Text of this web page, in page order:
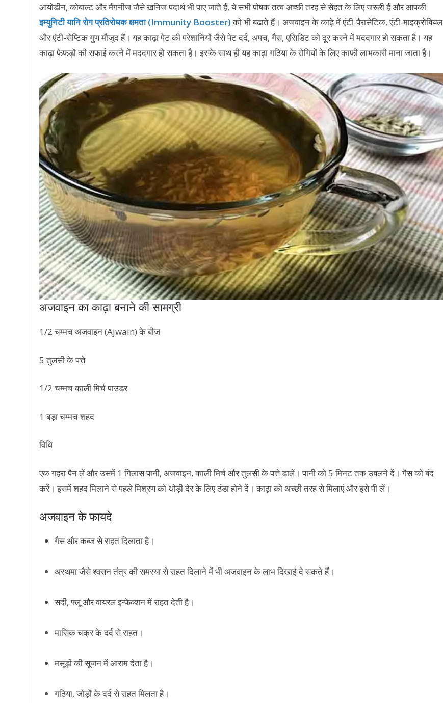
आयोडीन, कोबाल्ट और मैंगनीज जैसे खनिज पदार्थ भी पाए जाते हैं, ये सभी पोषक तत्व अच्छी तरह से सेहत के लिए जरूरी हैं और आपकी
इम्युनिटी यानि रोग प्रतिरोधक क्षमता (Immunity Booster)को भी बढ़ाते हैं। अजवाइन के काढ़े में एंटी-पैरासेटिक, एंटी-माइक्रोबियल
और एंटी-सेप्टिक गुण मौजूद हैं। यह काढ़ा पेट की परेशानियों जैसे पेट दर्द, अपच, गैस, एसिडिट को दूर करने में मददगार हो सकता है। यह
काढ़ा फेफड़ों की सफाई करने में मददगार हो सकता है। इसके साथ ही यह काढ़ा गठिया के रोगियों के लिए काफी लाभकारी माना जाता है।
अजवाइन का काढ़ा बनाने की सामग्री
1/2 चम्मच अजवाइन (Ajwain) के बीज
5 तुलसी के पत्ते
1/2 चम्मच काली मिर्च पाउडर
1 बड़ा चम्मच शहद
विधि
एक गहरा पैन लें और उसमें 1 गिलास पानी, अजवाइन, काली मिर्च और तुलसी के पत्ते डालें। पानी को 5 मिनट तक उबलने दें। गैस को बंद
करें। इसमें शहद मिलाने से पहले मिश्रण को थोड़ी देर के लिए ठंडा होने दें। काढ़ा को अच्छी तरह से मिलाएं और इसे पी लें।
अजवाइन के फायदे
गैस और कब्ज से राहत दिलाता है।
अस्थमा जैसे श्वसन तंत्र की समस्या से राहत दिलाने में भी अजवाइन के लाभ दिखाई दे सकते हैं।
सर्दी, फ्लू और वायरल इन्फेक्शन में राहत देती है।
मासिक चक्र के दर्द से राहत।
मसूड़ों की सूजन में आराम देता है।
गठिया, जोड़ों के दर्द से राहत मिलता है।